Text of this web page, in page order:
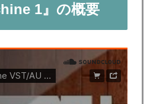
1』の概要